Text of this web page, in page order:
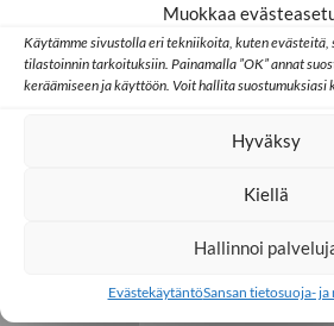
Muokkaa
Käytämme sivustolla eri tekniikoita, kuten evästeitä,
tilastoinnin tarkoituksiin. Painamalla ”OK” annat
keräämiseen ja käyttöön. Voit hallita suostumuksiasi
Hyväksy
Kiellä
Hallinnoi
EvästekäytäntöSansan tietosuoja-